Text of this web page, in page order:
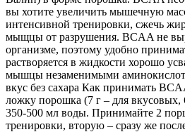
вы хотите увеличить мышечную
интенсивной тренировки, сжечь
мыщцы от разрушения. BCAA не
организме, поэтому удобно
растворяется в жидкости хорошо
мышцы незаменимыми
вкус без сахара Как принимать
ложку порошка (7 г – для вкусовых,
350-500 мл воды. Принимайте 2
тренировки, вторую – сразу же